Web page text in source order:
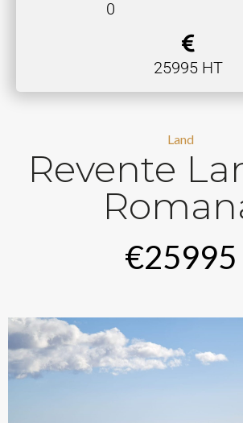
0
25995 HT
Land
Revente
€25995